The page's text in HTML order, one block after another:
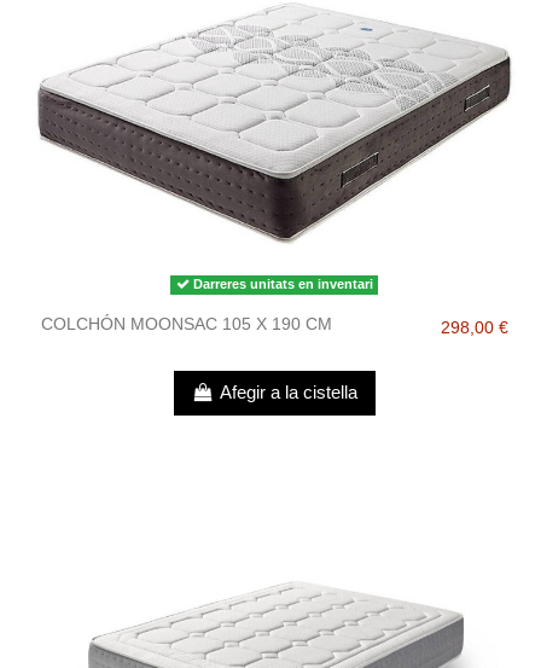
Darreres unitats en inventari
COLCHÓN MOONSAC 105 X 190 CM 298,00 €
Afegir a la cistella